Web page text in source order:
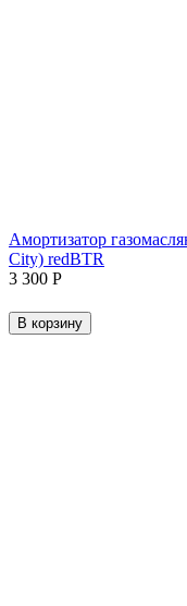
Амортизатор
City) redBTR
3 300 Р
В корзину